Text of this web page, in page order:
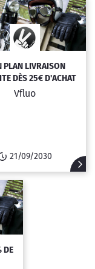
PLAN LIVRAISON
DÈS 25€ D'ACHAT
Vfluo
21/09/2030
DE